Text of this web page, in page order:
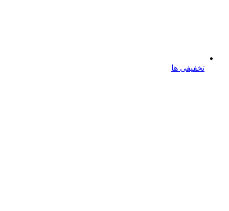
تخفیفی ها